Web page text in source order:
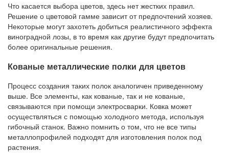
Что касается выбора цветов, здесь нет жестких правил.
Решение о цветовой гамме зависит от предпочтений хозяев.
Некоторые могут захотеть добиться реалистичного эффекта
виноградной лозы, в то время как другие будут предпочитать
более оригинальные решения.
Кованые металлические полки для цветов
Процесс создания таких полок аналогичен приведенному
выше. Все элементы, как кованые, так и не кованые,
связываются при помощи электросварки. Ковка может
осуществляться с помощью холодного метода, используя
гибочный станок. Важно помнить о том, что не все типы
металлопрофилей подходят для изготовления полок под
растения.